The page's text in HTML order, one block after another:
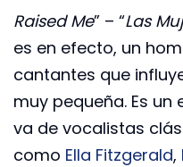
Raised Me” – “Las
es en efecto, un
cantantes que
muy pequeña. Es
va de vocalistas
como Ella Fitzgerald,